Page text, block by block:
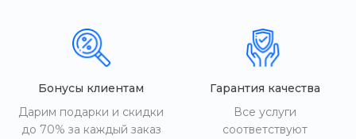
Бонусы клиентам
Дарим подарки и скидки
до 70% за каждый заказ
Гарантия качества
Все услуги
соответствуют